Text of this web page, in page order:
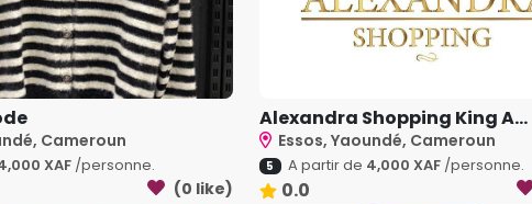
Cameroun
XAF/personne.
(0 like)
Alexandra Shopping King A...
Essos, Yaoundé, Cameroun
5 A partir de 4,000 XAF/personne.
0.0